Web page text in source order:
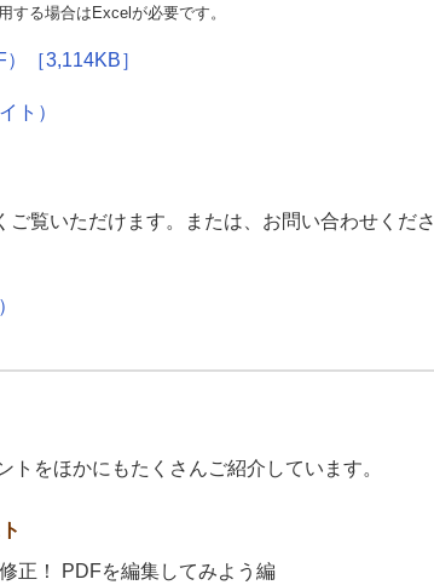
する場合はExcelが必要です。
［3,114KB］
ト）
覧いただけます。または、お問い合わせくださ
をほかにもたくさんご紹介しています。
正！ PDFを編集してみよう編